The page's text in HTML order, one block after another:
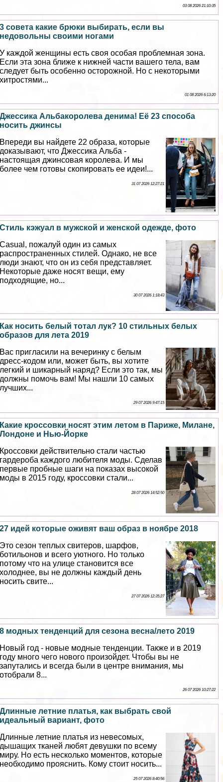
03 08 2026 21:10:35
3 совета какие брюки выбирать, если вы
недовольны своими ногами
У каждой женщины есть своя особая проблемная зона.
Если эта зона ближе к нижней части вашего тела, вам
следует быть особенно осторожной. Но с некоторыми
хитростями...
01 08 2026 6:13:20
Джессика Альбакоролева денима! Её 23 способа
носить джинсы
Впереди вы найдете 22 образа, которые
доказывают, что Джессика Альба -
настоящая джинсовая королева. И мы
более чем готовы скопировать ее идеи!...
31 07 2026 12:27:21
Стиль кэжуал в мужской и женской одежде, фото
Casual, пожалуй один из самых
распространенных стилей. Однако, не все
люди знают, что он из себя представляет.
Некоторые даже носят вещи, ему
подходящие, но...
30 07 2026 1:18:43
Как носить белый тотал лук? 10 стильных белых
образов для лета 2019
Вас пригласили на вечеринку с белым
дресс-кодом или, может быть, вы хотите
легкий и шикарный наряд? Если это так, мы
должны помочь вам! Мы нашли 10 самых
лучших...
29 07 2026 9:47:15
Какие кроссовки носят этим летом в Париже, Милане,
Лондоне и Нью-Йорке
Кроссовки действительно стали частью
гардероба каждого любителя моды. Сделав
первые пробные шаги на показах высокой
моды в 2015 году, кроссовки стали...
28 07 2026 14:52:50
27 идей которые оживят ваш образ в ноябре 2018
Это сезон теплых свитеров, шарфов,
ботильонов и всего уютного. Но только
потому что на улице становится все
холоднее, вы не должны каждый день
носить свите...
27 07 2026 12:35:27
8 модных тенденций для сезона весна/лето 2019
Новый год - новые модные тенденции. Также и в 2019
году много чего нового произойдет. Чтобы вы не
запутались и всегда были в центре внимания, мы
отобрали 8...
26 07 2026 10:27:22
Длинные летние платья, как выбрать свой
идеальный вариант, фото
Длинные летние платья из невесомых,
дышащих тканей любят дeвyшки по всему
миру. Но есть несколько моментов, которые
необходимо прояснить. Кому стоит носить...
25 07 2026 8:40:56